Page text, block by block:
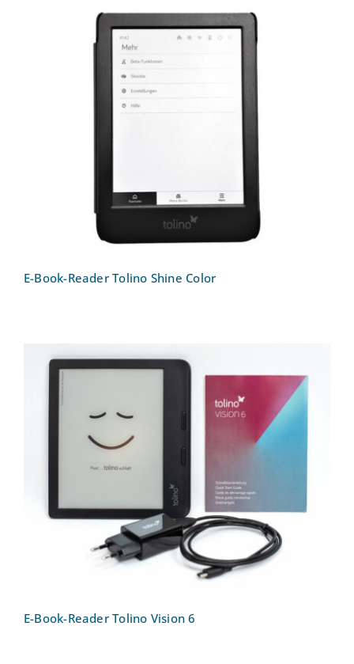
E-Book-Reader Tolino Shine Color
E-Book-Reader Tolino Vision 6
E-Book-Reader Tolino Vision 6